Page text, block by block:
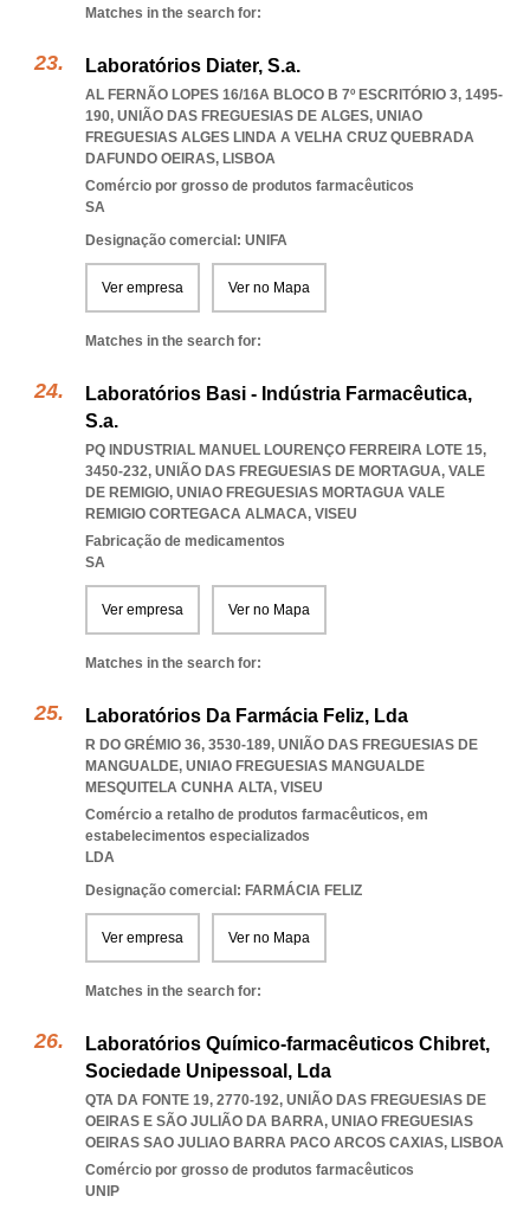
Matches in the search for:
Laboratórios Diater, S.a.
AL FERNÃO LOPES 16/16A BLOCO B 7º ESCRITÓRIO 3, 1495-
190, UNIÃO DAS FREGUESIAS DE ALGES, UNIAO
FREGUESIAS ALGES LINDA A VELHA CRUZ QUEBRADA
DAFUNDO OEIRAS, LISBOA
Comércio por grosso de produtos farmacêuticos
SA
Designação comercial: UNIFA
Ver empresa Ver no Mapa
Matches in the search for:
Laboratórios Basi - Indústria Farmacêutica,
S.a.
PQ INDUSTRIAL MANUEL LOURENÇO FERREIRA LOTE 15,
3450-232, UNIÃO DAS FREGUESIAS DE MORTAGUA, VALE
DE REMIGIO, UNIAO FREGUESIAS MORTAGUA VALE
REMIGIO CORTEGACA ALMACA, VISEU
Fabricação de medicamentos
SA
Ver empresa Ver no Mapa
Matches in the search for:
Laboratórios Da Farmácia Feliz, Lda
R DO GRÉMIO 36, 3530-189, UNIÃO DAS FREGUESIAS DE
MANGUALDE, UNIAO FREGUESIAS MANGUALDE
MESQUITELA CUNHA ALTA, VISEU
Comércio a retalho de produtos farmacêuticos, em
estabelecimentos especializados
LDA
Designação comercial: FARMÁCIA FELIZ
Ver empresa Ver no Mapa
Matches in the search for:
Laboratórios Químico-farmacêuticos Chibret,
Sociedade Unipessoal, Lda
QTA DA FONTE 19, 2770-192, UNIÃO DAS FREGUESIAS DE
OEIRAS E SÃO JULIÃO DA BARRA, UNIAO FREGUESIAS
OEIRAS SAO JULIAO BARRA PACO ARCOS CAXIAS, LISBOA
Comércio por grosso de produtos farmacêuticos
UNIP